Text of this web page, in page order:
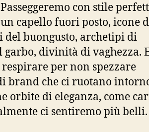
con stile
capello fuori posto, icone
buongusto, archetipi di
divinità di vaghezza.
per non spezzare
brand che ci ruotano
orbite di eleganza, come
ci sentiremo più